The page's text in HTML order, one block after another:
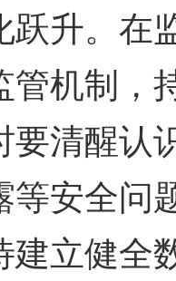
跃升。在
机制，
要清醒认
等安全问
建立健全